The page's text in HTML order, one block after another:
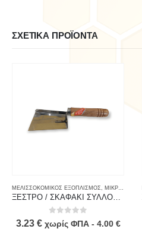
ΣΧΕΤΙΚΆ ΠΡΟΪΌΝΤΑ
ΜΕΛΙΣΣΟΚΟΜΙΚΟΣ ΕΞΟΠΛΙΣΜΟΣ ΜΙΚΡΟΕΡΓΑΛΕΙΑ
out of 5
3.23 € χωρίς ΦΠΑ - 4.00 €